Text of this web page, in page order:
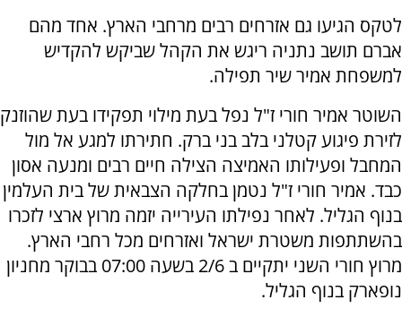
לטקס הגיעו גם אזרחים רבים מרחבי הארץ. אחד מהם
אברם תושב נתניה ריגש את הקהל שביקש להקדיש
למשפחת אמיר שיר תפילה.
השוטר אמיר חורי ז"ל נפל בעת מילוי תפקידו בעת שהוזנק
לזירת פיגוע קטלני בלב בני ברק. חתירתו למגע אל מול
המחבל ופעילותו האמיצה הצילה חיים רבים ומנעה אסון
כבד. אמיר חורי ז"ל נטמן בחלקה הצבאית של בית העלמין
בנוף הגליל. לאחר נפילתו העירייה יזמה מרוץ ארצי לזכרו
בהשתתפות משטרת ישראל ואזרחים מכל רחבי הארץ.
מרוץ חורי השני יתקיים ב 2/6 בשעה 07:00 בבוקר מחניון
נופארק בנוף הגליל.